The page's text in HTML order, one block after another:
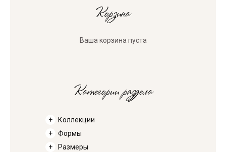
Корзина
Ваша корзина пуста
Категории раздела
Коллекции
Формы
Размеры